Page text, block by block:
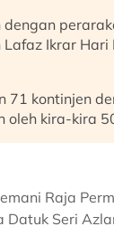
Ikrar
71 kontinjen
oleh kira-kira
Raja
Datuk Seri